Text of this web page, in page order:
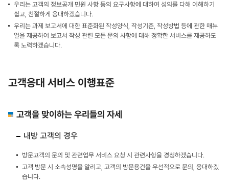
우리는 고객의 정보공개 민원 사항 등의 요구사항에 대하여 성의를 다해 이해하기
쉽고, 친절하게 응대하겠습니다.
우리는 과제 보고서에 대한 표준화된 작성양식, 작성기준, 작성방법 등에 관한 매뉴
얼을 제공하여 보고서 작성 관련 모든 문의 사항에 대해 정확한 서비스를 제공하도
록 노력하겠습니다.
고객응대 서비스 이행표준
고객을 맞이하는 우리들의 자세
내방 고객의 경우
방문고객의 문의 및 관련업무 서비스 요청 시 관련사항을 경청하겠습니다.
고객 방문 시 소속성명을 알리고, 고객의 방문용건을 우선적으로 문의, 응대하겠
습니다.